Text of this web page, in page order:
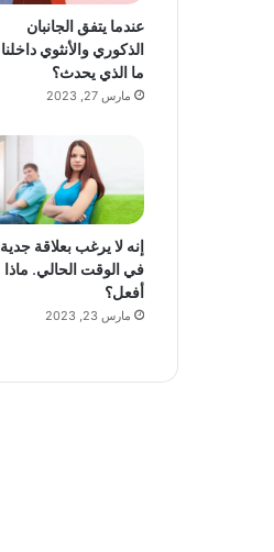
عندما يتفق الجانبان
الذكوري والأنثوي
ما الذي يحدث؟
مارس 27, 2023
إنه لا يرغب بعلاقة جدية
في الوقت الحالي. ماذا
أفعل؟
مارس 23, 2023